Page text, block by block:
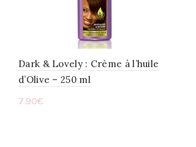
Dark & Lovely : Crème à l’huile
d’Olive – 250 ml
7.90€